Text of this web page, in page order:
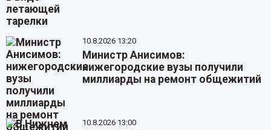
10.8.2026 13:20
Министр Анисимов:
нижегородские вузы получили
миллиарды на ремонт общежитий
10.8.2026 13:00